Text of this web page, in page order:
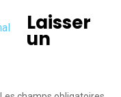
Laisser
un